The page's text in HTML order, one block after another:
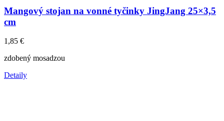
Mangový stojan na vonné tyčinky JingJang 25×3,5
cm
1,85 €
zdobený mosadzou
Detaily